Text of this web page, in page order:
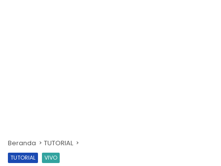
Beranda TUTORIAL
TUTORIAL VIVO